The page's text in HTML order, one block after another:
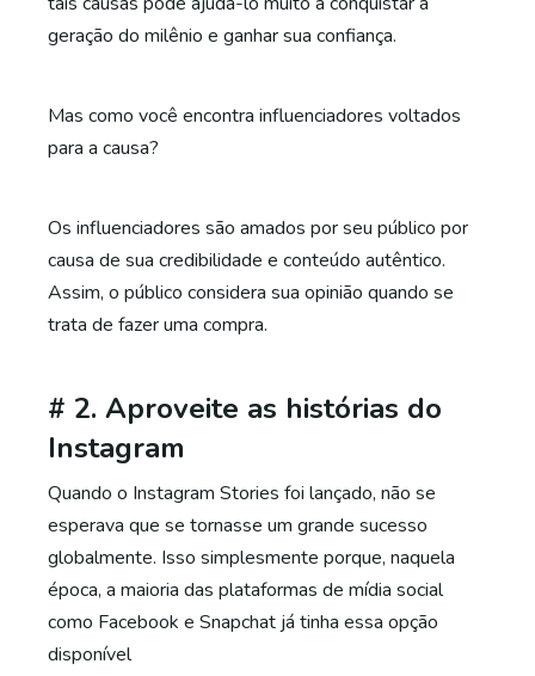
geração do milênio e ganhar sua confiança.
Mas como você encontra influenciadores voltados
para a causa?
Os influenciadores são amados por seu público por
causa de sua credibilidade e conteúdo autêntico.
Assim, o público considera sua opinião quando se
trata de fazer uma compra.
# 2. Aproveite as histórias do
Instagram
Quando o Instagram Stories foi lançado, não se
esperava que se tornasse um grande sucesso
globalmente. Isso simplesmente porque, naquela
época, a maioria das plataformas de mídia social
como Facebook e Snapchat já tinha essa opção
disponível